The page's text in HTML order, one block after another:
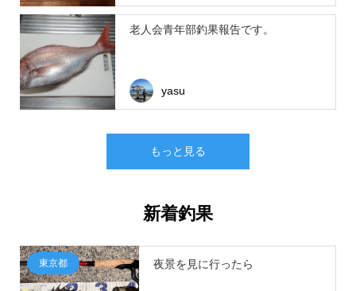
老人会青年部釣果報告です。
yasu
もっと見る
新着釣果
東京都 夜景を見に行ったら